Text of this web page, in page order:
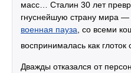
масс… Сталин 30 лет
гнуснейшую страну мира —
военная пауза , со всеми
воспринималась как
Дважды отказался от